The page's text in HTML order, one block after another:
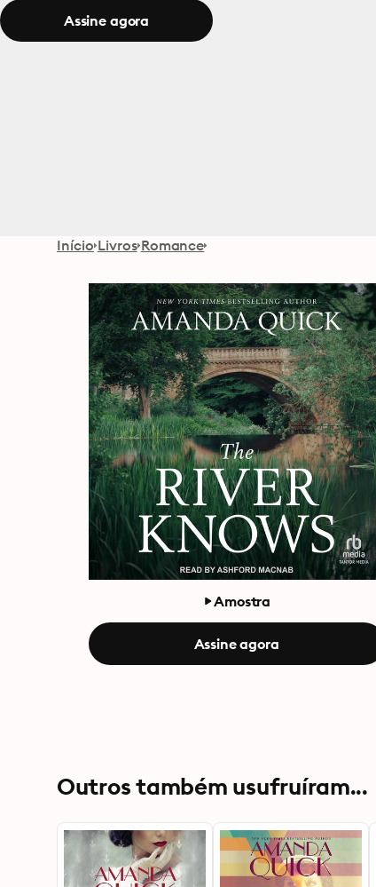
Assine agora
Início Livros Romance
Amostra
Assine agora
Outros também usufruíram...